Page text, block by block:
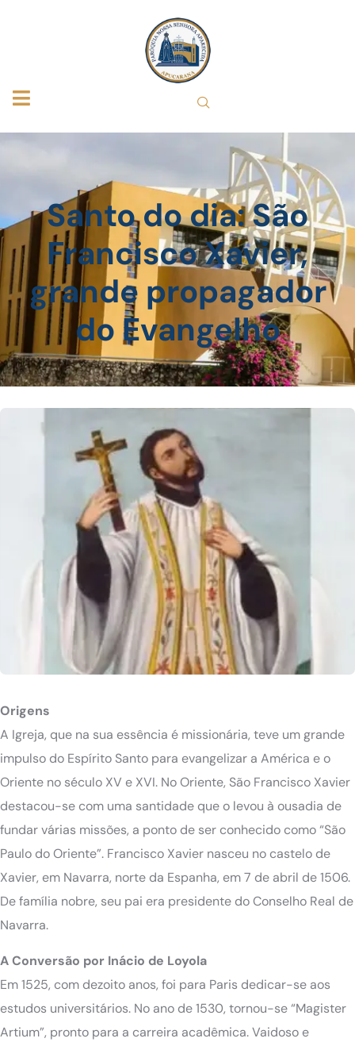
Santo do dia: São
Francisco Xavier,
grande propagador
do Evangelho
Origens
A Igreja, que na sua essência é missionária, teve um grande
impulso do Espírito Santo para evangelizar a América e o
Oriente no século XV e XVI. No Oriente, São Francisco Xavier
destacou-se com uma santidade que o levou à ousadia de
fundar várias missões, a ponto de ser conhecido como “São
Paulo do Oriente”. Francisco Xavier nasceu no castelo de
Xavier, em Navarra, norte da Espanha, em 7 de abril de 1506.
De família nobre, seu pai era presidente do Conselho Real de
Navarra.
A Conversão por Inácio de Loyola
Em 1525, com dezoito anos, foi para Paris dedicar-se aos
estudos universitários. No ano de 1530, tornou-se “Magister
Artium”, pronto para a carreira acadêmica. Vaidoso e